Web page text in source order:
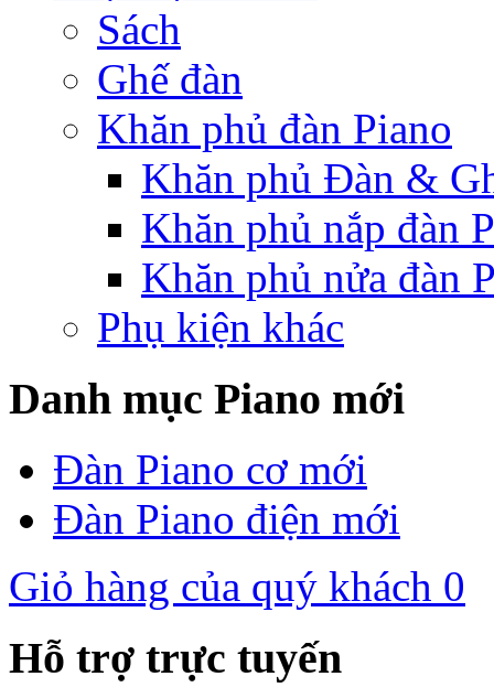
Sách
Ghế đàn
Khăn phủ đàn Piano
Khăn phủ Đàn &
Khăn phủ nắp đàn
Khăn phủ nửa đàn
Phụ kiện khác
Danh mục Piano mới
Đàn Piano cơ mới
Đàn Piano điện mới
Giỏ hàng của quý khách 0
Hỗ trợ trực tuyến